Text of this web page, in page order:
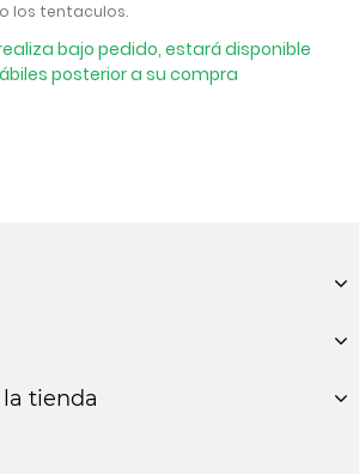
los tentaculos.
bajo pedido, estará disponible
posterior a su compra
tienda